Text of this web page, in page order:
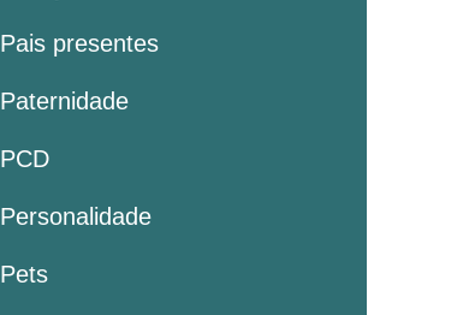
Pais presentes
Paternidade
PCD
Personalidade
Pets